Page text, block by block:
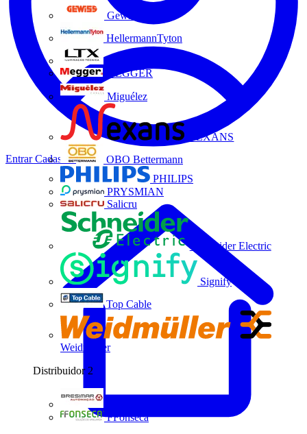
Gewiss
HellermannTyton
MEGGER
Miguélez
NEXANS
OBO Bettermann
PHILIPS
PRYSMIAN
Salicru
Schneider Electric
Signify
Top Cable
Weidmüller
Distribuidor 2
FFonseca
EntrarCadastrar